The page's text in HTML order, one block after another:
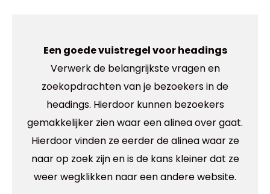
Een goede vuistregel voor headings
Verwerk de belangrijkste vragen en
zoekopdrachten van je bezoekers in de
headings. Hierdoor kunnen bezoekers
gemakkelijker zien waar een alinea over gaat.
Hierdoor vinden ze eerder de alinea waar ze
naar op zoek zijn en is de kans kleiner dat ze
weer wegklikken naar een andere website.